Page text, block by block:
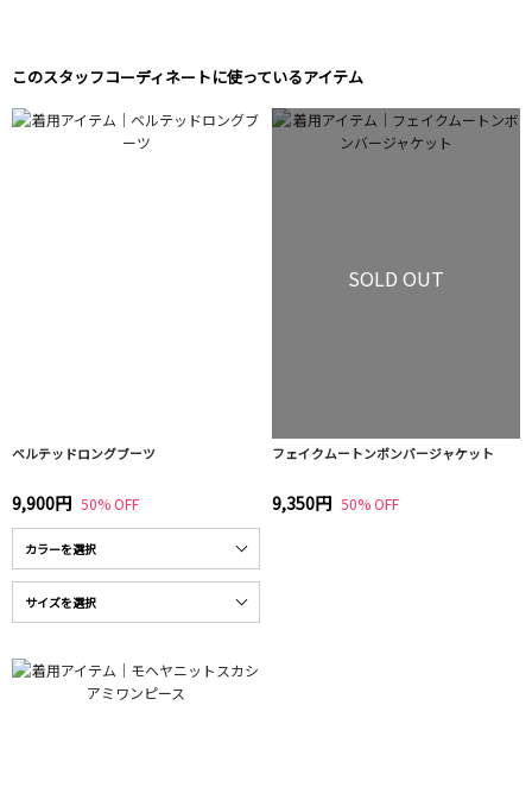
このスタッフコーディネートに使っているアイテム
ベルテッドロングブーツ
9,900円 50% OFF
SOLD OUT
フェイクムートンボンバージャケット
9,350円 50% OFF